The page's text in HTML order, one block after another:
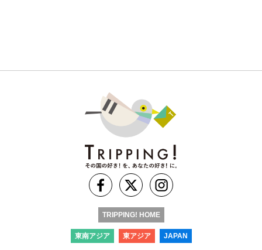
TRIPPING! HOME
東南アジア 東アジア JAPAN